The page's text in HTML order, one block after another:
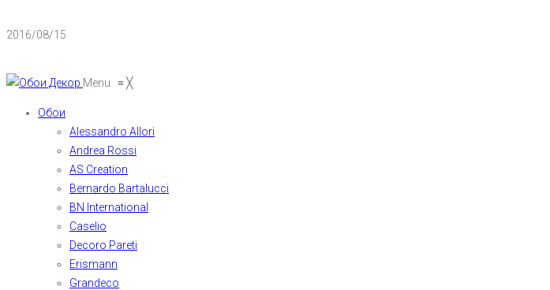
2016/08/15
Menu ≡╳
Обои
Alessandro Allori
Andrea Rossi
AS Creation
Bernardo Bartalucci
BN International
Caselio
Decoro Pareti
Erismann
Grandeco